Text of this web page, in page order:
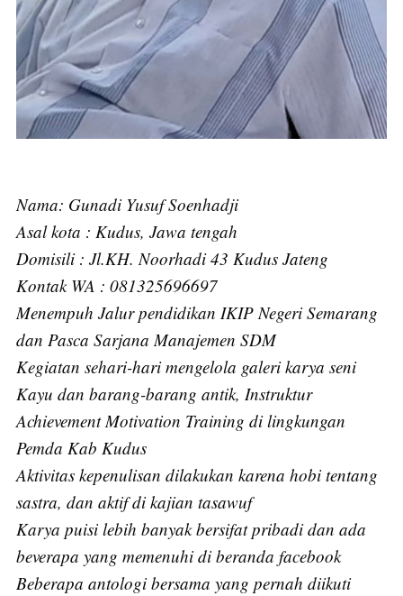
Nama: Gunadi Yusuf Soenhadji
Asal kota : Kudus, Jawa tengah
Domisili : Jl.KH. Noorhadi 43 Kudus Jateng
Kontak WA : 081325696697
Menempuh Jalur pendidikan IKIP Negeri Semarang
dan Pasca Sarjana Manajemen SDM
Kegiatan sehari-hari mengelola galeri karya seni
Kayu dan barang-barang antik, Instruktur
Achievement Motivation Training di lingkungan
Pemda Kab Kudus
Aktivitas kepenulisan dilakukan karena hobi tentang
sastra, dan aktif di kajian tasawuf
Karya puisi lebih banyak bersifat pribadi dan ada
beverapa yang memenuhi di beranda facebook
Beberapa antologi bersama yang pernah diikuti
Subscribe